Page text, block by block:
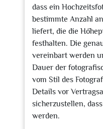
dass ein
bestimmte Anzahl
liefert, die die
festhalten. Die
vereinbart werden
Dauer der
vom Stil des
Details vor
sicherzustellen,
werden.